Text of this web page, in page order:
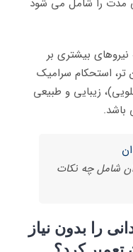
مدت را شامل می شود
بیشتری بر
استحکام سرامیک
زیبایی و طبیعی
شامل چه نکات
را بدون نیاز